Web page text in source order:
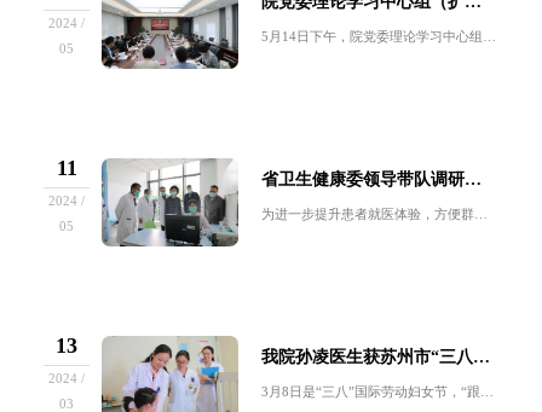
2024 /
05
5月14日下午，院党委理论学习中心组（扩大）一行赴中共苏州独立支部旧址参观学习，并召开党纪学习教育专题读书班。院党委理论学习中心组成员、党总...
11
2024 /
05
省卫生健康委领导带队调研督导普通门诊“一次挂号管三天”惠民实事落实情况
为进一步提升患者就医体验，方便群众看病就医，省卫生健康委决定自5月7日起在全省二级以上公立医疗机构统一实施普通门诊“一次挂号管三天”惠民实事...
13
2024 /
03
我院孙凌医生获苏州市“三八红旗手”荣誉称号
3月8日是“三八”国际劳动妇女节，“跟党奋进新征程 巾帼建功新时代”苏州市纪念“三八”国际妇女节114周年主题活动召开。为表扬先进、树立榜样...